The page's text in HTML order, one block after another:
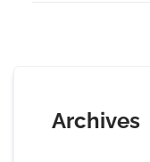
Archives